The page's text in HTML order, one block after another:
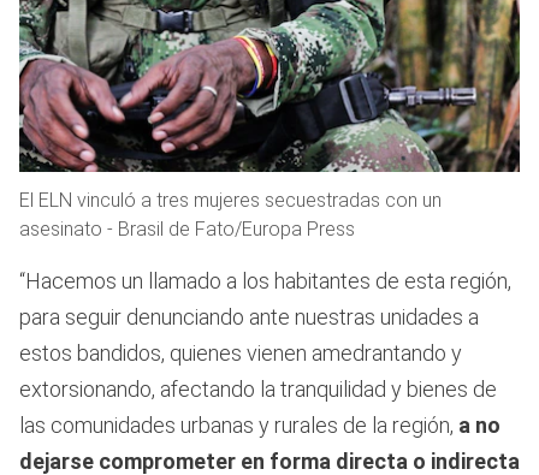
El ELN vinculó a tres mujeres secuestradas con un
asesinato - Brasil de Fato/Europa Press
“Hacemos un llamado a los habitantes de esta región,
para seguir denunciando ante nuestras unidades a
estos bandidos, quienes vienen amedrantando y
extorsionando, afectando la tranquilidad y bienes de
las comunidades urbanas y rurales de la región, a no
dejarse comprometer en forma directa o indirecta